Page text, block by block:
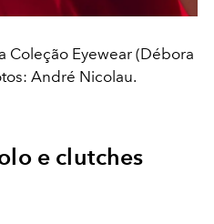
Coleção Eyewear (Débora
André Nicolau.
e clutches